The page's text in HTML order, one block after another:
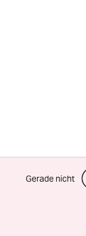
Gerade nicht